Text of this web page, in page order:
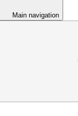
Main navigation